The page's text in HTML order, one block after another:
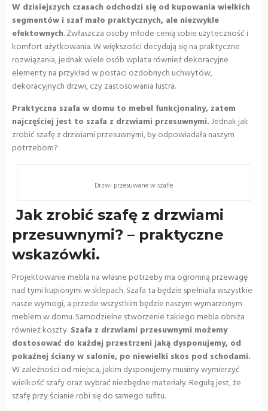
W dzisiejszych czasach odchodzi się od kupowania wielkich
segmentów i szaf mało praktycznych, ale niezwykle
efektownych. Zwłaszcza osoby młode cenią sobie użyteczność i
komfort użytkowania. W większości decydują się na praktyczne
rozwiązania, jednak wiele osób wplata również dekoracyjne
elementy na przykład w postaci ozdobnych uchwytów,
dekoracyjnych drzwi, czy zastosowania lustra.
Praktyczna szafa w domu to mebel funkcjonalny, zatem
najczęściej jest to szafa z drzwiami przesuwnymi.Jednak jak
zrobić szafę z drzwiami przesuwnymi, by odpowiadała naszym
potrzebom?
Drzwi przesuwane w szafie
Jak zrobić szafę z drzwiami
przesuwnymi? – praktyczne
wskazówki.
Projektowanie mebla na własne potrzeby ma ogromną przewagę
nad tymi kupionymi w sklepach. Szafa ta będzie spełniała wszystkie
nasze wymogi, a przede wszystkim będzie naszym wymarzonym
meblem w domu. Samodzielne stworzenie takiego mebla obniża
również koszty.Szafa z drzwiami przesuwnymi możemy
dostosować do każdej przestrzeni jaką dysponujemy, od
pokaźnej ściany w salonie, po niewielki skos pod schodami.
W zależności od miejsca, jakim dysponujemy musimy wymierzyć
wielkość szafy oraz wybrać niezbędne materiały. Regułą jest, że
szafę przy ścianie robi się do samego sufitu.